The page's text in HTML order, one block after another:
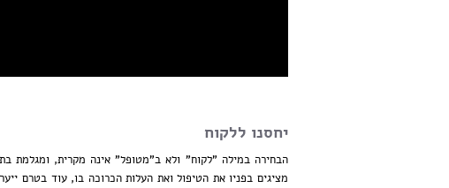
יחסנו ללקוח
הבחירה במילה "לקוח" ולא ב"מטופל" אינה מקרית, ומגלמת
מציגים בפניו את הטיפול ואת העלות הכרוכה בו, עוד בטרם